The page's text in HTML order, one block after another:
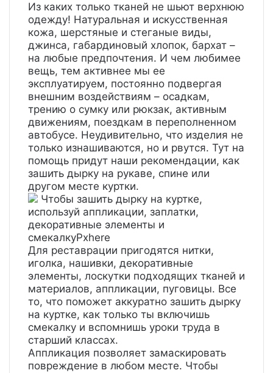
Из каких только тканей не шьют верхнюю
одежду! Натуральная и искусственная
кожа, шерстяные и стеганые виды,
джинса, габардиновый хлопок, бархат –
на любые предпочтения. И чем любимее
вещь, тем активнее мы ее
эксплуатируем, постоянно подвергая
внешним воздействиям – осадкам,
трению о сумку или рюкзак, активным
движениям, поездкам в переполненном
автобусе. Неудивительно, что изделия не
только изнашиваются, но и рвутся. Тут на
помощь придут наши рекомендации, как
зашить дырку на рукаве, спине или
другом месте куртки.
Чтобы зашить дырку на куртке,
используй аппликации, заплатки,
декоративные элементы и
смекалкуPxhere
Для реставрации пригодятся нитки,
иголка, нашивки, декоративные
элементы, лоскутки подходящих тканей и
материалов, аппликации, пуговицы. Все
то, что поможет аккуратно зашить дырку
на куртке, как только ты включишь
смекалку и вспомнишь уроки труда в
старший классах.
Аппликация позволяет замаскировать
повреждение в любом месте. Чтобы